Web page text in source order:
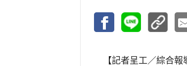
【記者呈工／綜合報